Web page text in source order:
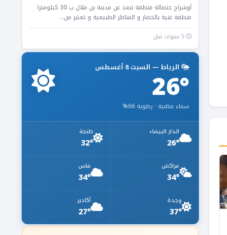
أوشراح حنصالة منطقة تبعد عن مدينة بن ملال ب 30 كيلومترا
منطقة غنية بالخضار و المناظر الطبيعية و تعتبر من...
الرباط — السبت 8 أغسطس
26°
سماء صافية · رطوبة 66%
الدار البيضاء
26°
طنجة
32°
مراكش
34°
فاس
34°
وجدة
37°
أكادير
27°